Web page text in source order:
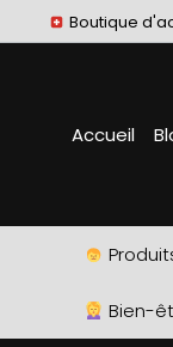
Boutique
Accueil
Bien-